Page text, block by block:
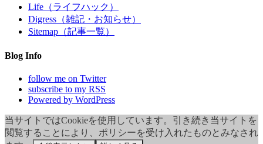
Life（ライフハック）
Digress（雑記・お知らせ）
Sitemap（記事一覧）
Blog Info
follow me on Twitter
subscribe to my RSS
Powered by WordPress
当サイトではCookieを使用しています。引き続き当サイトを
閲覧することにより、ポリシーを受け入れたものとみなされ